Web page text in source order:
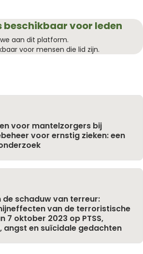
beschikbaar voor leden
aan dit platform.
voor mensen die lid zijn.
voor mantelzorgers bij
voor ernstig zieken: een
de schaduw van terreur:
van de terroristische
7 oktober 2023 op PTSS,
angst en suïcidale gedachten